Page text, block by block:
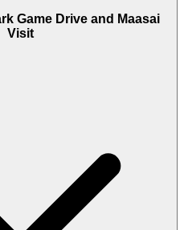
Game Drive and Maasai
Visit